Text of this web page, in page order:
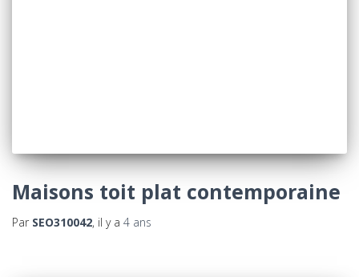
Maisons toit plat contemporaine
Par SEO310042, il y a 4 ans